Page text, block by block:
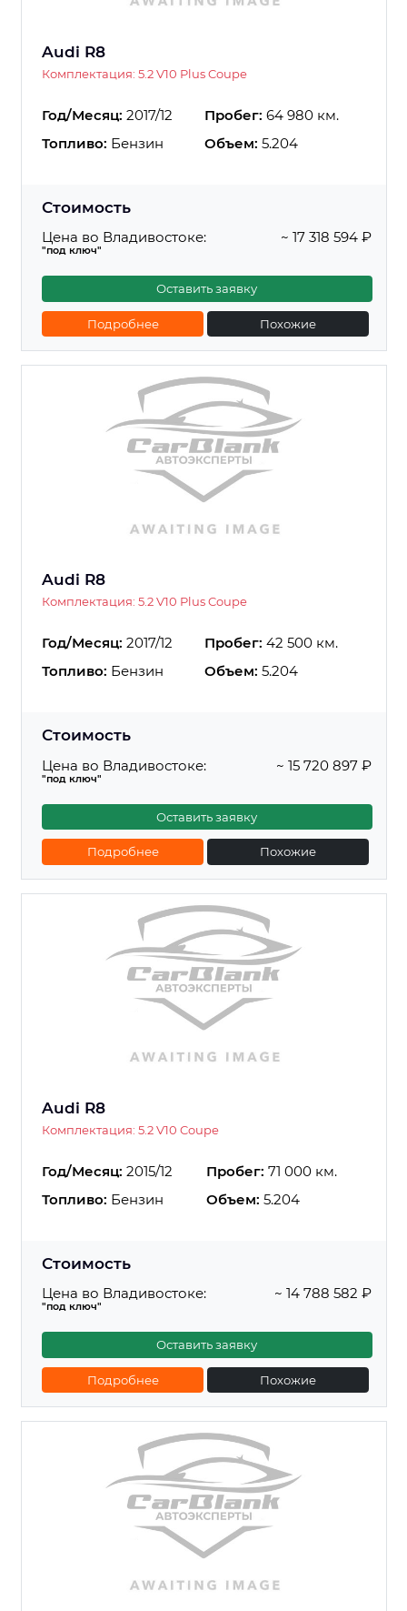
Audi R8
Комплектация: 5.2 V10 Plus Coupe
Год/Месяц: 2017/12 Пробег: 64 980 км.
Топливо: Бензин Объем: 5.204
Стоимость
Цена во Владивостоке:
"под ключ"
~ 17 318 594 ₽
Оставить заявку
Подробнее Похожие
Audi R8
Комплектация: 5.2 V10 Plus Coupe
Год/Месяц: 2017/12 Пробег: 42 500 км.
Топливо: Бензин Объем: 5.204
Стоимость
Цена во Владивостоке:
"под ключ"
~ 15 720 897 ₽
Оставить заявку
Подробнее Похожие
Audi R8
Комплектация: 5.2 V10 Coupe
Год/Месяц: 2015/12 Пробег: 71 000 км.
Топливо: Бензин Объем: 5.204
Стоимость
Цена во Владивостоке:
"под ключ"
~ 14 788 582 ₽
Оставить заявку
Подробнее Похожие